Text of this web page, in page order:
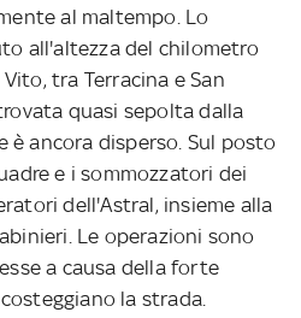
al maltempo. Lo
all'altezza del chilometro
tra Terracina e San
quasi sepolta dalla
ancora disperso. Sul posto
e i sommozzatori dei
dell'Astral, insieme alla
Le operazioni sono
a causa della forte
la strada.